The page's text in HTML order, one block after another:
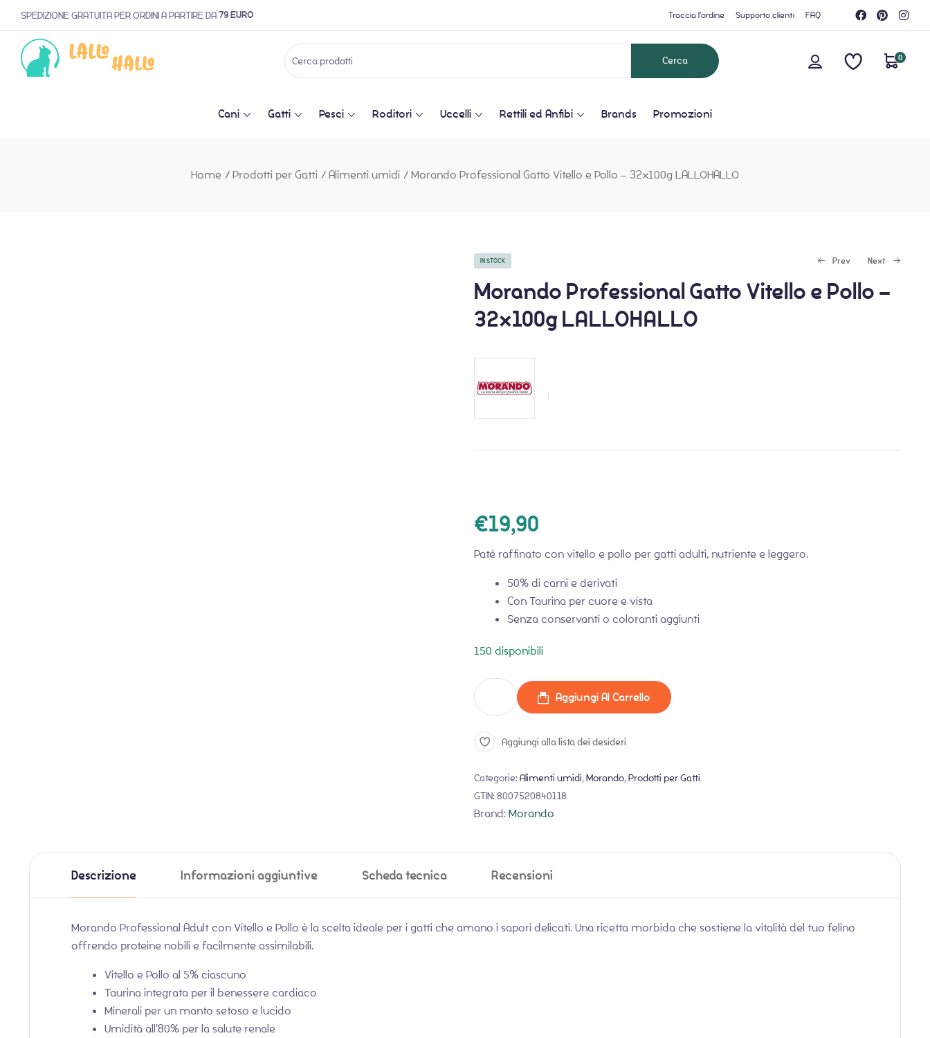
SPEDIZIONE GRATUITA PER ORDINI A PARTIRE DA79 EURO Traccia l'ordine Supporto clienti FAQ
0
Cani Gatti Pesci Roditori Uccelli Rettili ed Anfibi Brands Promozioni
Home / Prodotti per Gatti / Alimenti umidi / Morando Professional Gatto Vitello e Pollo – 32x100g LALLOHALLO
IN STOCK Prev Next
Morando Professional Gatto Vitello e Pollo –
32x100g LALLOHALLO
€19,90
Paté raffinato con vitello e pollo per gatti adulti, nutriente e leggero.
50% di carni e derivati
Con Taurina per cuore e vista
Senza conservanti o coloranti aggiunti
150 disponibili
Aggiungi Al Carrello
Aggiungi alla lista dei desideri
Categorie: Alimenti umidi, Morando, Prodotti per Gatti
GTIN: 8007520840118
Brand:Morando
Descrizione Informazioni aggiuntive Scheda tecnica Recensioni
Morando Professional Adult con Vitello e Pollo è la scelta ideale per i gatti che amano i sapori delicati. Una ricetta morbida che sostiene la vitalità del tuo felino
offrendo proteine nobili e facilmente assimilabili.
Vitello e Pollo al 5% ciascuno
Taurina integrata per il benessere cardiaco
Minerali per un manto setoso e lucido
Umidità all’80% per la salute renale